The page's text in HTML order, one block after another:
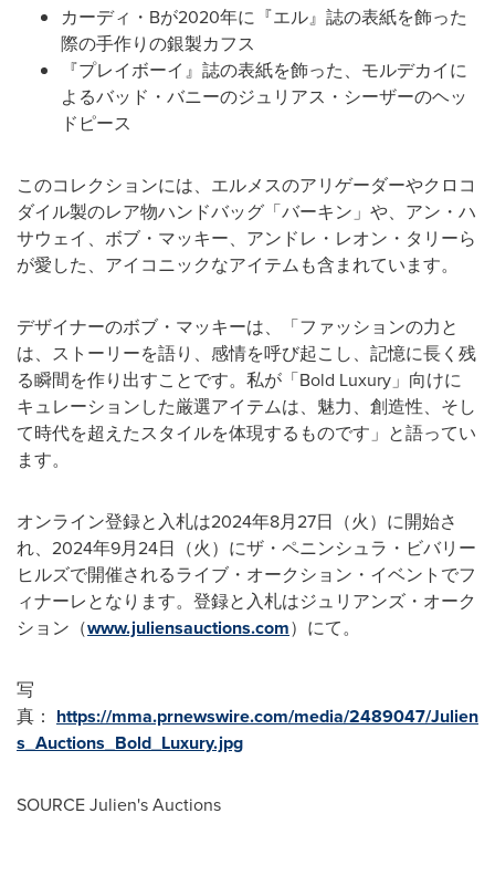
カーディ・Bが2020年に『エル』誌の表紙を飾った
際の手作りの銀製カフス
『プレイボーイ』誌の表紙を飾った、モルデカイに
よるバッド・バニーのジュリアス・シーザーのヘッ
ドピース
このコレクションには、エルメスのアリゲーダーやクロコ
ダイル製のレア物ハンドバッグ「バーキン」や、アン・ハ
サウェイ、ボブ・マッキー、アンドレ・レオン・タリーら
が愛した、アイコニックなアイテムも含まれています。
デザイナーのボブ・マッキーは、「ファッションの力と
は、ストーリーを語り、感情を呼び起こし、記憶に長く残
る瞬間を作り出すことです。私が「Bold Luxury」向けに
キュレーションした厳選アイテムは、魅力、創造性、そし
て時代を超えたスタイルを体現するものです」と語ってい
ます。
オンライン登録と入札は2024年8月27日（火）に開始さ
れ、2024年9月24日（火）にザ・ペニンシュラ・ビバリー
ヒルズで開催されるライブ・オークション・イベントでフ
ィナーレとなります。登録と入札はジュリアンズ・オーク
ション（www.juliensauctions.com）にて。
写
真： https://mma.prnewswire.com/media/2489047/Julien
s_Auctions_Bold_Luxury.jpg
SOURCE Julien's Auctions